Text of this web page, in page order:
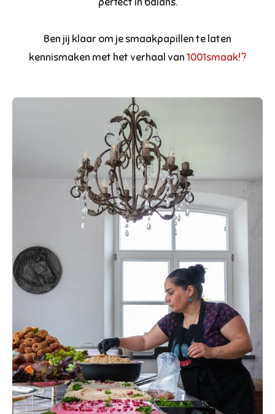
Ben jij klaar om je smaakpapillen te laten
kennismaken met het verhaal van1001smaak!?